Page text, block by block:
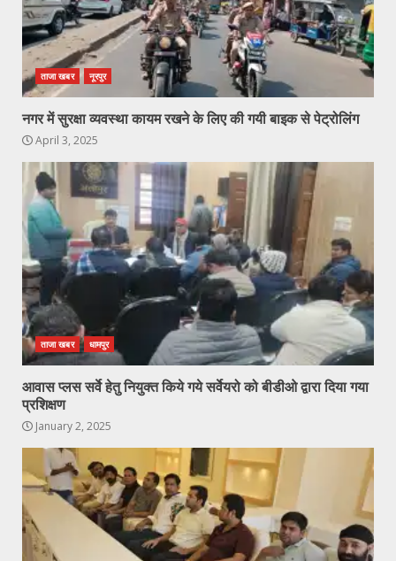
ताजा खबर नूरपुर
नगर में सुरक्षा व्यवस्था कायम रखने के लिए की गयी बाइक से पेट्रोलिंग
April 3, 2025
ताजा खबर धामपुर
आवास प्लस सर्वे हेतु नियुक्त किये गये सर्वेयरो को बीडीओ द्वारा दिया गया
प्रशिक्षण
January 2, 2025